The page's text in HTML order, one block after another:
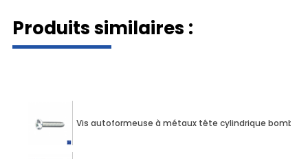
Produits similaires :
Vis autoformeuse à métaux tête cylindrique bombée